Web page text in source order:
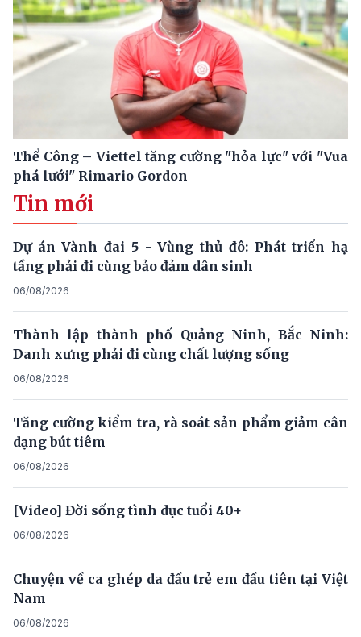
Thể Công – Viettel tăng cường "hỏa lực" với "Vua
phá lưới" Rimario Gordon
Tin mới
Dự án Vành đai 5 - Vùng thủ đô: Phát triển hạ
tầng phải đi cùng bảo đảm dân sinh
06/08/2026
Thành lập thành phố Quảng Ninh, Bắc Ninh:
Danh xưng phải đi cùng chất lượng sống
06/08/2026
Tăng cường kiểm tra, rà soát sản phẩm giảm cân
dạng bút tiêm
06/08/2026
[Video] Đời sống tình dục tuổi 40+
06/08/2026
Chuyện về ca ghép da đầu trẻ em đầu tiên tại Việt
Nam
06/08/2026